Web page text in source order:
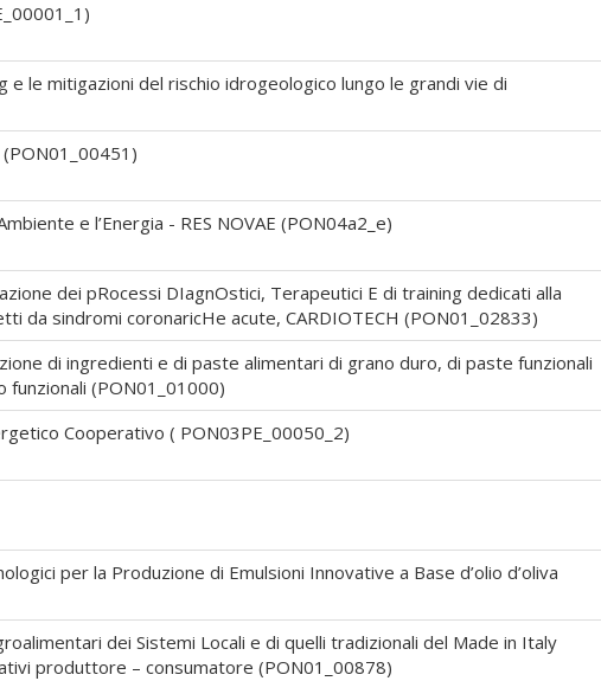
le mitigazioni del rischio idrogeologico lungo le grandi vie di
e l’Energia - RES NOVAE (PON04a2_e)
dei pRocessi DIagnOstici, Terapeutici E di training dedicati alla
da sindromi coronaricHe acute, CARDIOTECH (PON01_02833)
di ingredienti e di paste alimentari di grano duro, di paste funzionali
(PON01_01000)
Cooperativo ( PON03PE_00050_2)
per la Produzione di Emulsioni Innovative a Base d’olio d’oliva
dei Sistemi Locali e di quelli tradizionali del Made in Italy
produttore – consumatore (PON01_00878)